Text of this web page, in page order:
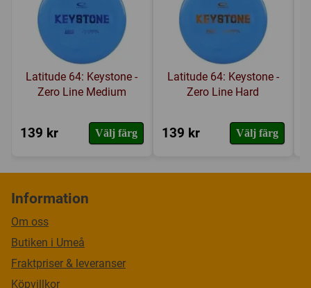
Latitude 64: Keystone -
Zero Line Medium
139 kr Välj färg
Latitude 64: Keystone -
Zero Line Hard
139 kr Välj färg
Information
Om oss
Butiken i Umeå
Fraktpriser & leveranser
Köpvillkor